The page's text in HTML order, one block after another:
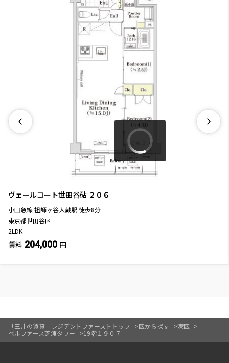
「三井の賃貸」レジデントファーストトップ 区から探す
港区
ベルファース芝浦タワー
19階１９０７
ヴェールコート世田谷砧 ２０６
小田急線 祖師ヶ谷大蔵駅 徒歩8分
東京都世田谷区
2LDK
賃料 204,000 円